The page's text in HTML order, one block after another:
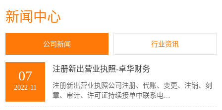
新闻中心
公司新闻 行业资讯
07
2022-11
注册新出营业执照-卓华财务
注册新出营业执照公司注册、代账、变更、注销、刻
章、审计、许可证持续接单中联系电
话:13488275237...